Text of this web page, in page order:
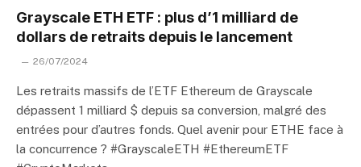
Grayscale ETH ETF : plus d’1 milliard de
dollars de retraits depuis le lancement
26/07/2024
Les retraits massifs de l’ETF Ethereum de Grayscale
dépassent 1 milliard $ depuis sa conversion, malgré des
entrées pour d’autres fonds. Quel avenir pour ETHE face à
la concurrence ? #GrayscaleETH #EthereumETF